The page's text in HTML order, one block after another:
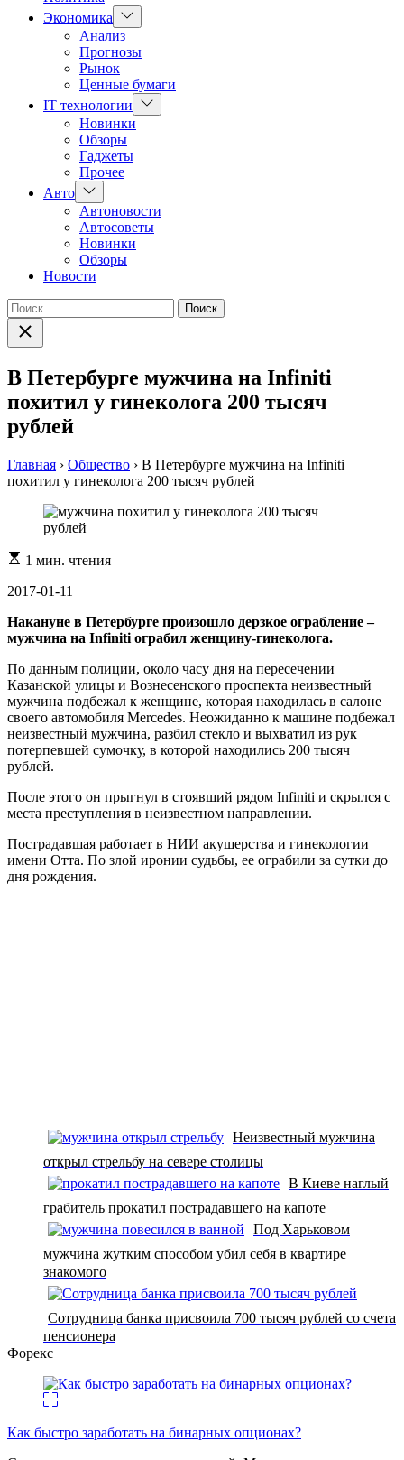
Экономика
Показать
подменю
Анализ
Прогнозы
Рынок
Ценные бумаги
IT технологии
Показать
подменю
Новинки
Обзоры
Гаджеты
Прочее
Авто Показать
подменю
Автоновости
Автосоветы
Новинки
Обзоры
Новости
Найти:
Закрыть
поиск
В Петербурге мужчина на Infiniti
похитил у гинеколога 200 тысяч
рублей
Главная › Общество › В Петербурге мужчина на Infiniti
похитил у гинеколога 200 тысяч рублей
Расчетное
чтения
1 мин. чтения
2017-01-11
Накануне в Петербурге произошло дерзкое ограбление –
мужчина на Infiniti ограбил женщину-гинеколога.
По данным полиции, около часу дня на пересечении
Казанской улицы и Вознесенского проспекта неизвестный
мужчина подбежал к женщине, которая находилась в салоне
своего автомобиля Mercedes. Неожиданно к машине подбежал
неизвестный мужчина, разбил стекло и выхватил из рук
потерпевшей сумочку, в которой находились 200 тысяч
рублей.
После этого он прыгнул в стоявший рядом Infiniti и скрылся с
места преступления в неизвестном направлении.
Пострадавшая работает в НИИ акушерства и гинекологии
имени Отта. По злой иронии судьбы, ее ограбили за сутки до
дня рождения.
Неизвестный мужчина
открыл стрельбу на севере столицы
В Киеве наглый
грабитель прокатил пострадавшего на капоте
Под Харьковом
мужчина жутким способом убил себя в квартире
знакомого
Сотрудница банка присвоила 700 тысяч рублей со счета
пенсионера
Форекс
Как быстро заработать на бинарных опционах?